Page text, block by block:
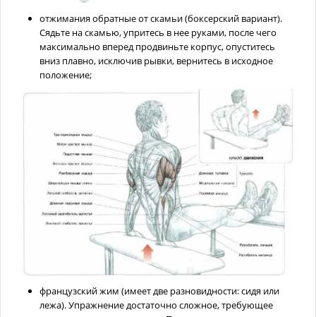
отжимания обратные от скамьи (боксерский вариант).
Сядьте на скамью, упритесь в нее руками, после чего
максимально вперед продвиньте корпус, опуститесь
вниз плавно, исключив рывки, вернитесь в исходное
положение;
французский жим (имеет две разновидности: сидя или
лежа). Упражнение достаточно сложное, требующее